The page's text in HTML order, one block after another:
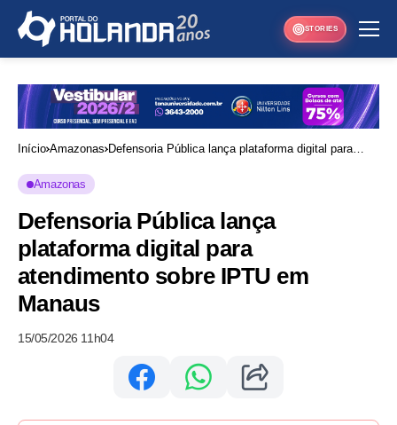
STORIES
Início Amazonas Defensoria Pública lança plataforma digital para
Amazonas
Defensoria Pública lança
plataforma digital para
atendimento sobre IPTU em
Manaus
15/05/2026 11h04